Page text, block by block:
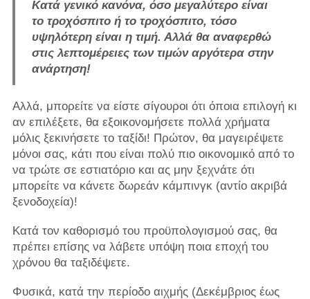
Κατά γενικό κανόνα, όσο μεγαλύτερο είναι
το τροχόσπιτο ή το τροχόσπιτο, τόσο
υψηλότερη είναι η τιμή. Αλλά θα αναφερθώ
στις λεπτομέρειες των τιμών αργότερα στην
ανάρτηση!
Αλλά, μπορείτε να είστε σίγουροι ότι όποια επιλογή κι
αν επιλέξετε, θα εξοικονομήσετε πολλά χρήματα
μόλις ξεκινήσετε το ταξίδι! Πρώτον, θα μαγειρέψετε
μόνοι σας, κάτι που είναι πολύ πιο οικονομικό από το
να τρώτε σε εστιατόριο και ας μην ξεχνάτε ότι
μπορείτε να κάνετε δωρεάν κάμπινγκ (αντίο ακριβά
ξενοδοχεία)!
Κατά τον καθορισμό του προϋπολογισμού σας, θα
πρέπει επίσης να λάβετε υπόψη ποια εποχή του
χρόνου θα ταξιδέψετε.
Φυσικά, κατά την περίοδο αιχμής (Δεκέμβριος έως